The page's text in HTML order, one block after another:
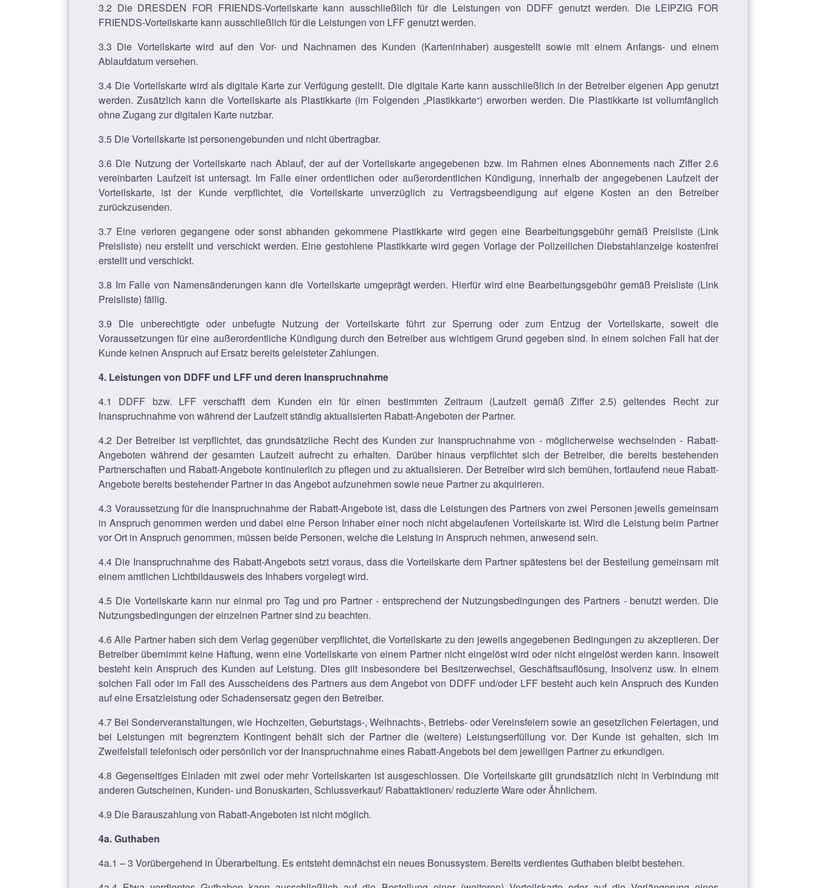
3.2 Die DRESDEN FOR FRIENDS-Vorteilskarte kann ausschließlich für die Leistungen von DDFF genutzt werden. Die LEIPZIG FOR
FRIENDS-Vorteilskarte kann ausschließlich für die Leistungen von LFF genutzt werden.
3.3 Die Vorteilskarte wird auf den Vor- und Nachnamen des Kunden (Karteninhaber) ausgestellt sowie mit einem Anfangs- und einem
Ablaufdatum versehen.
3.4 Die Vorteilskarte wird als digitale Karte zur Verfügung gestellt. Die digitale Karte kann ausschließlich in der Betreiber eigenen App genutzt
werden. Zusätzlich kann die Vorteilskarte als Plastikkarte (im Folgenden „Plastikkarte“) erworben werden. Die Plastikkarte ist vollumfänglich
ohne Zugang zur digitalen Karte nutzbar.
3.5 Die Vorteilskarte ist personengebunden und nicht übertragbar.
3.6 Die Nutzung der Vorteilskarte nach Ablauf, der auf der Vorteilskarte angegebenen bzw. im Rahmen eines Abonnements nach Ziffer 2.6
vereinbarten Laufzeit ist untersagt. Im Falle einer ordentlichen oder außerordentlichen Kündigung, innerhalb der angegebenen Laufzeit der
Vorteilskarte, ist der Kunde verpflichtet, die Vorteilskarte unverzüglich zu Vertragsbeendigung auf eigene Kosten an den Betreiber
zurückzusenden.
3.7 Eine verloren gegangene oder sonst abhanden gekommene Plastikkarte wird gegen eine Bearbeitungsgebühr gemäß Preisliste (Link
Preisliste) neu erstellt und verschickt werden. Eine gestohlene Plastikkarte wird gegen Vorlage der Polizeilichen Diebstahlanzeige kostenfrei
erstellt und verschickt.
3.8 Im Falle von Namensänderungen kann die Vorteilskarte umgeprägt werden. Hierfür wird eine Bearbeitungsgebühr gemäß Preisliste (Link
Preisliste) fällig.
3.9 Die unberechtigte oder unbefugte Nutzung der Vorteilskarte führt zur Sperrung oder zum Entzug der Vorteilskarte, soweit die
Voraussetzungen für eine außerordentliche Kündigung durch den Betreiber aus wichtigem Grund gegeben sind. In einem solchen Fall hat der
Kunde keinen Anspruch auf Ersatz bereits geleisteter Zahlungen.
4. Leistungen von DDFF und LFF und deren Inanspruchnahme
4.1 DDFF bzw. LFF verschafft dem Kunden ein für einen bestimmten Zeitraum (Laufzeit gemäß Ziffer 2.5) geltendes Recht zur
Inanspruchnahme von während der Laufzeit ständig aktualisierten Rabatt-Angeboten der Partner.
4.2 Der Betreiber ist verpflichtet, das grundsätzliche Recht des Kunden zur Inanspruchnahme von - möglicherweise wechselnden - Rabatt-
Angeboten während der gesamten Laufzeit aufrecht zu erhalten. Darüber hinaus verpflichtet sich der Betreiber, die bereits bestehenden
Partnerschaften und Rabatt-Angebote kontinuierlich zu pflegen und zu aktualisieren. Der Betreiber wird sich bemühen, fortlaufend neue Rabatt-
Angebote bereits bestehender Partner in das Angebot aufzunehmen sowie neue Partner zu akquirieren.
4.3 Voraussetzung für die Inanspruchnahme der Rabatt-Angebote ist, dass die Leistungen des Partners von zwei Personen jeweils gemeinsam
in Anspruch genommen werden und dabei eine Person Inhaber einer noch nicht abgelaufenen Vorteilskarte ist. Wird die Leistung beim Partner
vor Ort in Anspruch genommen, müssen beide Personen, welche die Leistung in Anspruch nehmen, anwesend sein.
4.4 Die Inanspruchnahme des Rabatt-Angebots setzt voraus, dass die Vorteilskarte dem Partner spätestens bei der Bestellung gemeinsam mit
einem amtlichen Lichtbildausweis des Inhabers vorgelegt wird.
4.5 Die Vorteilskarte kann nur einmal pro Tag und pro Partner - entsprechend der Nutzungsbedingungen des Partners - benutzt werden. Die
Nutzungsbedingungen der einzelnen Partner sind zu beachten.
4.6 Alle Partner haben sich dem Verlag gegenüber verpflichtet, die Vorteilskarte zu den jeweils angegebenen Bedingungen zu akzeptieren. Der
Betreiber übernimmt keine Haftung, wenn eine Vorteilskarte von einem Partner nicht eingelöst wird oder nicht eingelöst werden kann. Insoweit
besteht kein Anspruch des Kunden auf Leistung. Dies gilt insbesondere bei Besitzerwechsel, Geschäftsauflösung, Insolvenz usw. In einem
solchen Fall oder im Fall des Ausscheidens des Partners aus dem Angebot von DDFF und/oder LFF besteht auch kein Anspruch des Kunden
auf eine Ersatzleistung oder Schadensersatz gegen den Betreiber.
4.7 Bei Sonderveranstaltungen, wie Hochzeiten, Geburtstags-, Weihnachts-, Betriebs- oder Vereinsfeiern sowie an gesetzlichen Feiertagen, und
bei Leistungen mit begrenztem Kontingent behält sich der Partner die (weitere) Leistungserfüllung vor. Der Kunde ist gehalten, sich im
Zweifelsfall telefonisch oder persönlich vor der Inanspruchnahme eines Rabatt-Angebots bei dem jeweiligen Partner zu erkundigen.
4.8 Gegenseitiges Einladen mit zwei oder mehr Vorteilskarten ist ausgeschlossen. Die Vorteilskarte gilt grundsätzlich nicht in Verbindung mit
anderen Gutscheinen, Kunden- und Bonuskarten, Schlussverkauf/ Rabattaktionen/ reduzierte Ware oder Ähnlichem.
4.9 Die Barauszahlung von Rabatt-Angeboten ist nicht möglich.
4a. Guthaben
4a.1 – 3 Vorübergehend in Überarbeitung. Es entsteht demnächst ein neues Bonussystem. Bereits verdientes Guthaben bleibt bestehen.